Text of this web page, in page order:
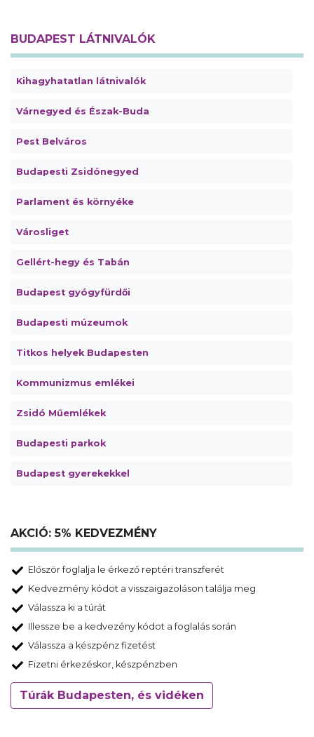
BUDAPEST LÁTNIVALÓK
Kihagyhatatlan látnivalók
Várnegyed és Észak-Buda
Pest Belváros
Budapesti Zsidónegyed
Parlament és környéke
Városliget
Gellért-hegy és Tabán
Budapest gyógyfürdői
Budapesti múzeumok
Titkos helyek Budapesten
Kommunizmus emlékei
Zsidó Műemlékek
Budapesti parkok
Budapest gyerekekkel
AKCIÓ: 5% KEDVEZMÉNY
Először foglalja le érkező reptéri transzferét
Kedvezmény kódot a visszaigazoláson találja meg
Válassza ki a túrát
Illessze be a kedvezény kódot a foglalás során
Válassza a készpénz fizetést
Fizetni érkezéskor, készpénzben
Túrák Budapesten, és vidéken